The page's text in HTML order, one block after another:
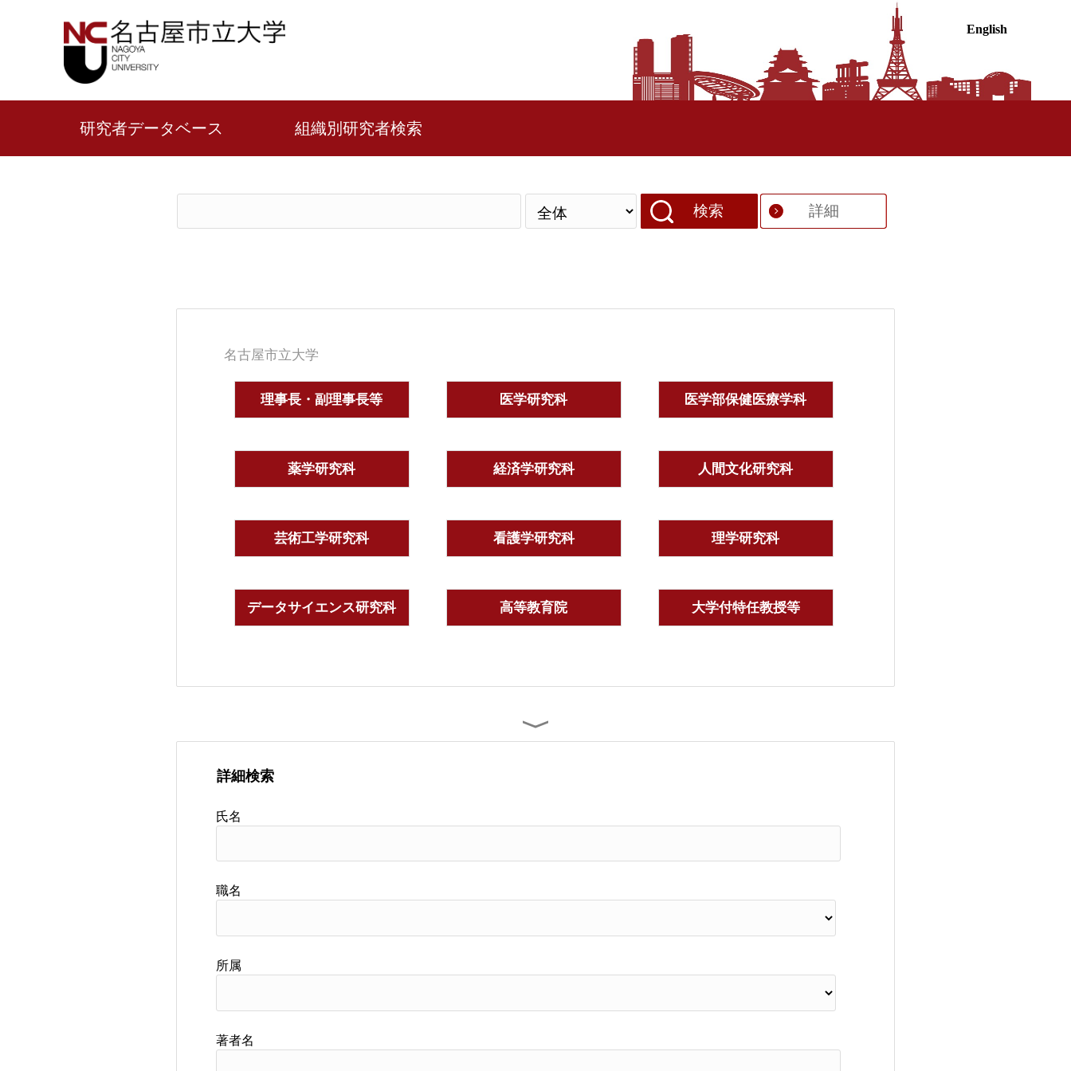
English
研究者データベース 組織別研究者検索
検索 詳細
名古屋市立大学
理事長・副理事長等 医学研究科 医学部保健医療学科
薬学研究科 経済学研究科 人間文化研究科
芸術工学研究科 看護学研究科 理学研究科
データサイエンス研究科 高等教育院 大学付特任教授等
詳細検索
氏名
職名
所属
著者名